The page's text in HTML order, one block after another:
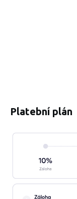
Platební plán